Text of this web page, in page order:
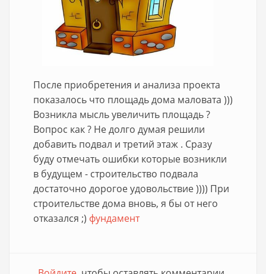
После приобретения и анализа проекта
показалось что площадь дома маловата )))
Возникла мысль увеличить площадь ?
Вопрос как ? Не долго думая решили
добавить подвал и третий этаж . Сразу
буду отмечать ошибки которые возникли
в будущем - строительство подвала
достаточно дорогое удовольствие )))) При
строительстве дома вновь, я бы от него
отказался ;) фундамент